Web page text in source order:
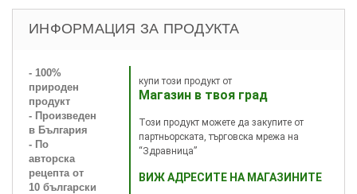
ИНФОРМАЦИЯ ЗА ПРОДУКТА
купи този продукт от
Магазин в твоя град
Този продукт можете да закупите от
партньорската, търговска мрежа на
“Здравница”
ВИЖ АДРЕСИТЕ НА МАГАЗИНИТЕ
- 100%
природен
продукт
- Произведен
в България
- По
авторска
рецепта от
10 български